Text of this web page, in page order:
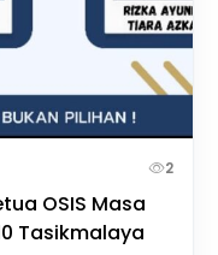
2
OSIS Masa
Tasikmalaya